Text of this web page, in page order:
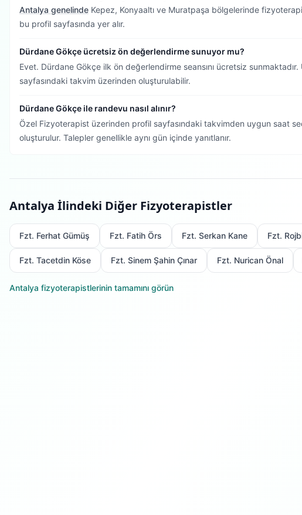
Antalya genelinde Kepez, Konyaaltı ve Muratpaşa bölgelerinde
bu profil sayfasında yer alır.
Dürdane Gökçe ücretsiz ön değerlendirme sunuyor mu?
Evet. Dürdane Gökçe ilk ön değerlendirme seansını ücretsiz
sayfasındaki takvim üzerinden oluşturulabilir.
Dürdane Gökçe ile randevu nasıl alınır?
Özel Fizyoterapist üzerinden profil sayfasındaki takvimden uygun saat
oluşturulur. Talepler genellikle aynı gün içinde yanıtlanır.
Antalya İlindeki Diğer Fizyoterapistler
Fzt. Ferhat Gümüş Fzt. Fatih Örs Fzt. Serkan Kane Fzt.
Fzt. Tacetdin Köse Fzt. Sinem Şahin Çınar Fzt. Nurican Önal
Antalya fizyoterapistlerinin tamamını görün